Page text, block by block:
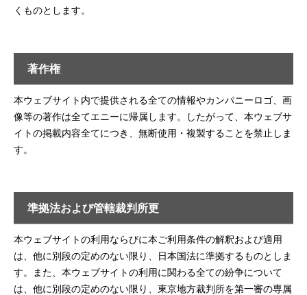
くものとします。
著作権
本ウェブサイト内で提供される全ての情報やカンパニーロゴ、画
像等の著作は全てエニーに帰属します。したがって、本ウェブサ
イトの掲載内容全てにつき、無断使用・複製することを禁止しま
す。
準拠法および管轄裁判所更
本ウェブサイトの利用ならびに本ご利用条件の解釈および適用
は、他に別段の定めのない限り、日本国法に準拠するものとしま
す。また、本ウェブサイトの利用に関わる全ての紛争について
は、他に別段の定めのない限り、東京地方裁判所を第一審の専属